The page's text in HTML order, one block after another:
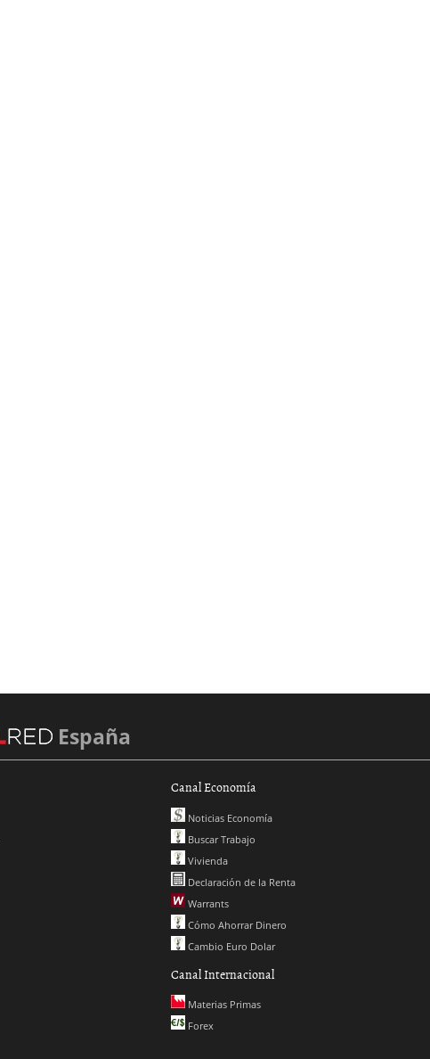
España
Canal Economía
Noticias Economía
Buscar Trabajo
Vivienda
Declaración de la Renta
Warrants
Cómo Ahorrar Dinero
Cambio Euro Dolar
Canal Internacional
Materias Primas
Forex